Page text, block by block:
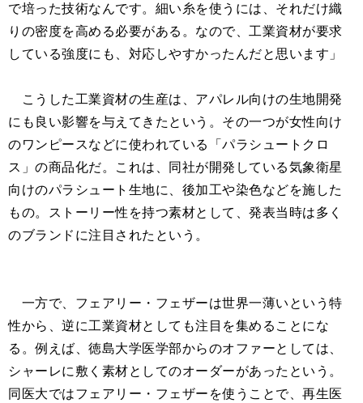
で培った技術なんです。細い糸を使うには、それだけ織
りの密度を高める必要がある。なので、工業資材が要求
している強度にも、対応しやすかったんだと思います」
こうした工業資材の生産は、アパレル向けの生地開発
にも良い影響を与えてきたという。その一つが女性向け
のワンピースなどに使われている「パラシュートクロ
ス」の商品化だ。これは、同社が開発している気象衛星
向けのパラシュート生地に、後加工や染色などを施した
もの。ストーリー性を持つ素材として、発表当時は多く
のブランドに注目されたという。
一方で、フェアリー・フェザーは世界一薄いという特
性から、逆に工業資材としても注目を集めることにな
る。例えば、徳島大学医学部からのオファーとしては、
シャーレに敷く素材としてのオーダーがあったという。
同医大ではフェアリー・フェザーを使うことで、再生医